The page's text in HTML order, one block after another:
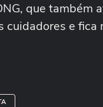
que também
cuidadores e